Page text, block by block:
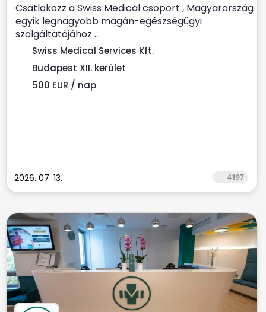
Csatlakozz a Swiss Medical csoport , Magyarország
egyik legnagyobb magán-egészségügyi
szolgáltatójához ...
Swiss Medical Services Kft.
Budapest XII. kerület
500 EUR / nap
2026. 07. 13. 4197